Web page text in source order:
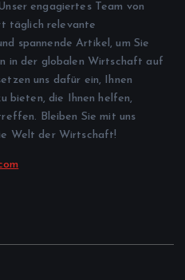
engagiertes Team von
täglich relevante
spannende Artikel, um Sie
in der globalen Wirtschaft auf
uns dafür ein, Ihnen
bieten, die Ihnen helfen,
Bleiben Sie mit uns
Welt der Wirtschaft!